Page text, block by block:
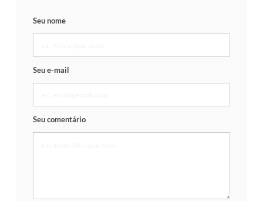
Seu nome
Seu e-mail
Seu comentário